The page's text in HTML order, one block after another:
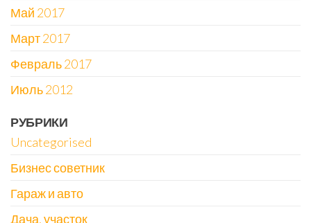
Май 2017
Март 2017
Февраль 2017
Июль 2012
РУБРИКИ
Uncategorised
Бизнес советник
Гараж и авто
Дача, участок